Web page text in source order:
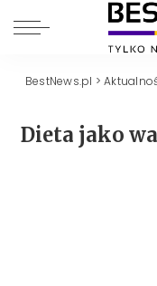
BestNews.pl >
Dieta jako